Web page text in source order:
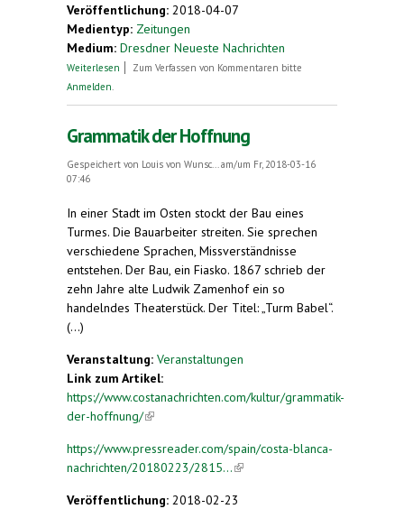
Veröffentlichung: 2018-04-07
Medientyp: Zeitungen
Medium: Dresdner Neueste Nachrichten
Weiterlesen über Tag der offenen Tür im Esperanto-Zentrum
Zum Verfassen von Kommentaren bitte
Anmelden
Grammatik der Hoffnung
Gespeichert von Louis von Wunsc...
am/um Fr, 2018-03-16
07:46
In einer Stadt im Osten stockt der Bau eines
Turmes. Die Bauarbeiter streiten. Sie sprechen
verschiedene Sprachen, Missverständnisse
entstehen. Der Bau, ein Fiasko. 1867 schrieb der
zehn Jahre alte Ludwik Zamenhof ein so
handelndes Theaterstück. Der Titel: „Turm Babel“.
(...)
Veranstaltung: Veranstaltungen
Link zum Artikel:
https://www.costanachrichten.com/kultur/grammatik-
der-hoffnung/(link is external)
https://www.pressreader.com/spain/costa-blanca-
nachrichten/20180223/2815...(link is external)
Veröffentlichung: 2018-02-23